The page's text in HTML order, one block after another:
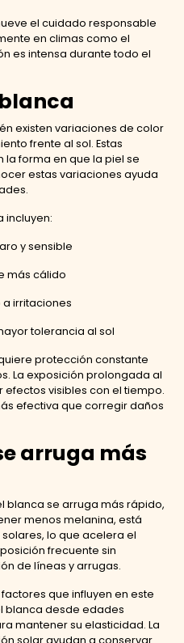
el cuidado responsable
en climas como el
es intensa durante todo el
existen variaciones de color
frente al sol. Estas
forma en que la piel se
estas variaciones ayuda
incluyen:
y sensible
más cálido
irritaciones
tolerancia al sol
protección constante
La exposición prolongada al
visibles con el tiempo.
efectiva que corregir daños
arruga más
blanca se arruga más rápido,
menos melanina, está
lo que acelera el
frecuente sin
de líneas y arrugas.
que influyen en este
blanca desde edades
mantener su elasticidad. La
solar ayudan a conservar